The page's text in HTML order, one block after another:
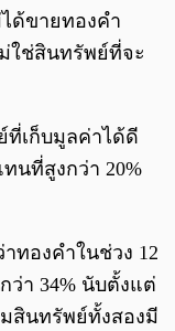
ด้ขายทองคำ
ใช่สินทรัพย์ที่จะ
ที่เก็บมูลค่าได้ดี
นที่สูงกว่า 20%
ทองคำในช่วง 12
า 34% นับตั้งแต่
สินทรัพย์ทั้งสองมี